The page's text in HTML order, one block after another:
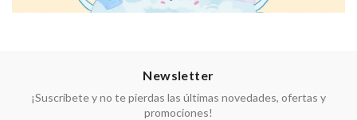
Newsletter
¡Suscríbete y no te pierdas las últimas novedades, ofertas y
promociones!